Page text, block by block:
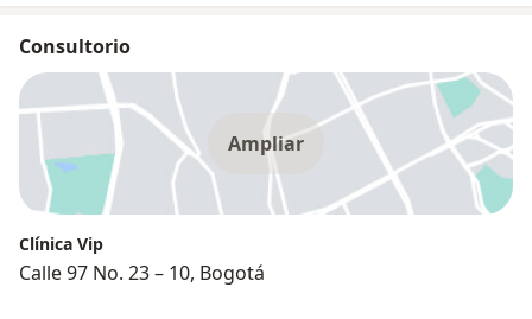
Consultorio
Ampliar
Clínica Vip
Calle 97 No. 23 – 10, Bogotá